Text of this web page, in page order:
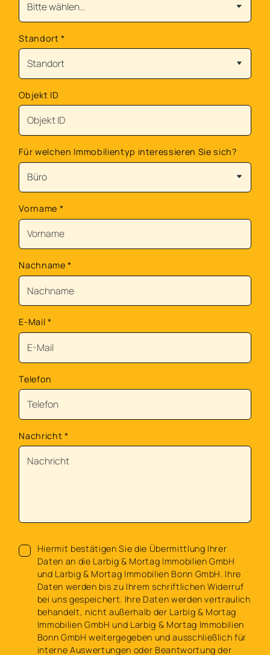
Standort*
Objekt ID
Für welchen Immobilientyp interessieren Sie sich?
Vorname *
Nachname*
E-Mail *
Telefon
Nachricht *
Hiermit bestätigen Sie die Übermittlung Ihrer
Daten an die Larbig & Mortag Immobilien GmbH
und Larbig & Mortag Immobilien Bonn GmbH. Ihre
Daten werden bis zu Ihrem schriftlichen Widerruf
bei uns gespeichert. Ihre Daten werden vertraulich
behandelt, nicht außerhalb der Larbig & Mortag
Immobilien GmbH und Larbig & Mortag Immobilien
Bonn GmbH weitergegeben und ausschließlich für
interne Auswertungen oder Beantwortung der